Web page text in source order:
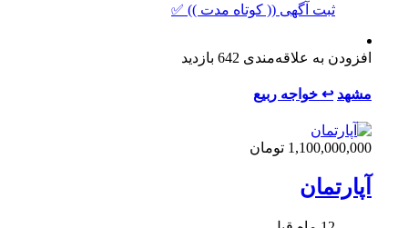
ثبت آگهی (( کوتاه مدت )) ✅
افزودن به علاقه‌مندی 642 بازدید
مشهد ↩ خواجه ربیع
1,100,000,000 تومان
آپارتمان